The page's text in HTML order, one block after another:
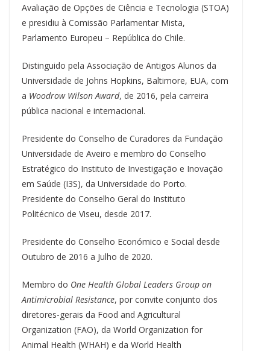
Avaliação de Opções de Ciência e Tecnologia (STOA)
e presidiu à Comissão Parlamentar Mista,
Parlamento Europeu – República do Chile.
Distinguido pela Associação de Antigos Alunos da
Universidade de Johns Hopkins, Baltimore, EUA, com
a Woodrow Wilson Award, de 2016, pela carreira
pública nacional e internacional.
Presidente do Conselho de Curadores da Fundação
Universidade de Aveiro e membro do Conselho
Estratégico do Instituto de Investigação e Inovação
em Saúde (I3S), da Universidade do Porto.
Presidente do Conselho Geral do Instituto
Politécnico de Viseu, desde 2017.
Presidente do Conselho Económico e Social desde
Outubro de 2016 a Julho de 2020.
Membro do One Health Global Leaders Group on
Antimicrobial Resistance, por convite conjunto dos
diretores-gerais da Food and Agricultural
Organization (FAO), da World Organization for
Animal Health (WHAH) e da World Health